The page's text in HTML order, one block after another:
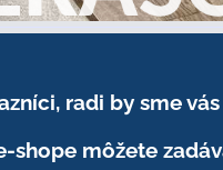
radi by sme
shope môžete